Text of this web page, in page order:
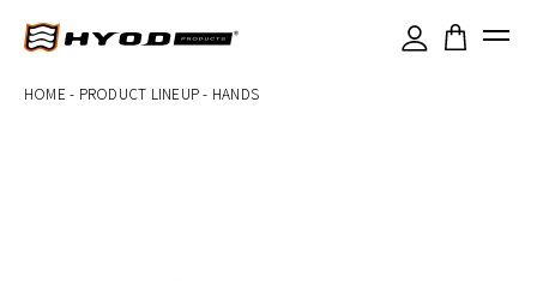
HOME - PRODUCT LINEUP- HANDS ×